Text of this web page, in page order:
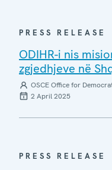
PRESS RELEASE
ODIHR-i nis
zgjedhjeve në
OSCE Office for
2 April 2025
PRESS RELEASE